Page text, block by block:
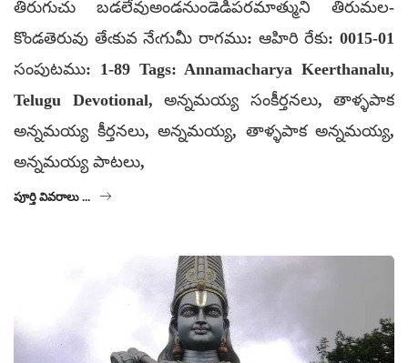
తిరుగుచు బడలేవుఅండనుండెడిపరమాత్ముని తిరుమల-
కొండతెరువు తేఁకువ నేఁగుమీ రాగము: ఆహిరి రేకు: 0015-01
సంపుటము: 1-89 Tags: Annamacharya Keerthanalu,
Telugu Devotional, అన్నమయ్య సంకీర్తనలు, తాళ్ళపాక
అన్నమయ్య కీర్తనలు, అన్నమయ్య, తాళ్ళపాక అన్నమయ్య,
అన్నమయ్య పాటలు,
పూర్తి వివరాలు ...